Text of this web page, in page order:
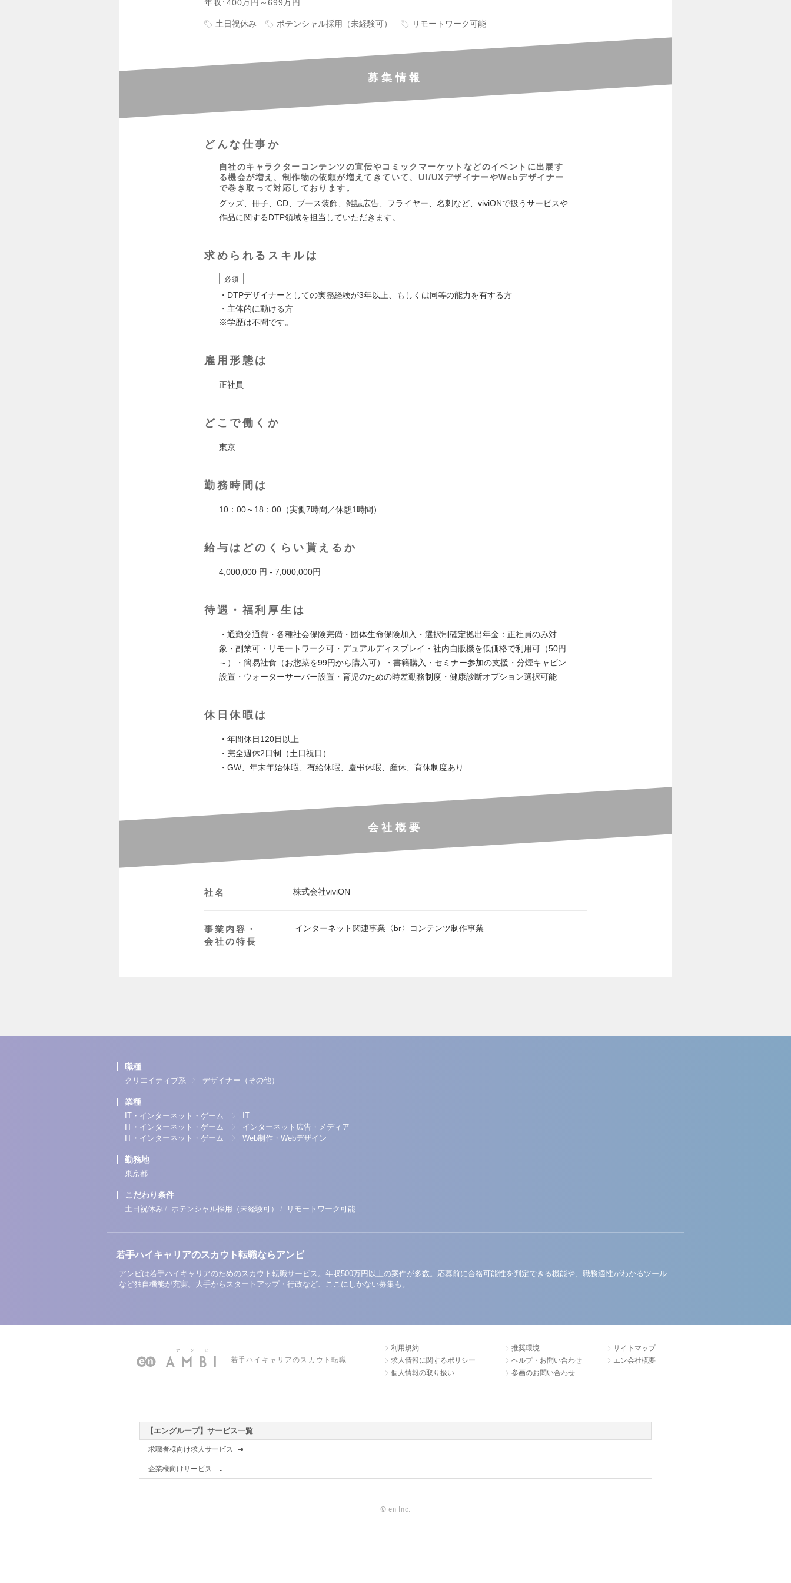
年収 400万円～699万円
土日祝休み ポテンシャル採用（未経験可） リモートワーク可能
募集情報
どんな仕事か
自社のキャラクターコンテンツの宣伝やコミックマーケットなどのイベントに出展す
る機会が増え、制作物の依頼が増えてきていて、UI/UXデザイナーやWebデザイナー
で巻き取って対応しております。
グッズ、冊子、CD、ブース装飾、雑誌広告、フライヤー、名刺など、viviONで扱うサービスや
作品に関するDTP領域を担当していただきます。
求められるスキルは
必須
・DTPデザイナーとしての実務経験が3年以上、もしくは同等の能力を有する方
・主体的に動ける方
※学歴は不問です。
雇用形態は
正社員
どこで働くか
東京
勤務時間は
10：00～18：00（実働7時間／休憩1時間）
給与はどのくらい貰えるか
4,000,000 円 - 7,000,000円
待遇・福利厚生は
・通勤交通費・各種社会保険完備・団体生命保険加入・選択制確定拠出年金：正社員のみ対
象・副業可・リモートワーク可・デュアルディスプレイ・社内自販機を低価格で利用可（50円
～）・簡易社食（お惣菜を99円から購入可）・書籍購入・セミナー参加の支援・分煙キャビン
設置・ウォーターサーバー設置・育児のための時差勤務制度・健康診断オプション選択可能
休日休暇は
・年間休日120日以上
・完全週休2日制（土日祝日）
・GW、年末年始休暇、有給休暇、慶弔休暇、産休、育休制度あり
会社概要
社名 株式会社viviON
事業内容・
会社の特長
インターネット関連事業〈br〉コンテンツ制作事業
職種
クリエイティブ系 デザイナー（その他）
業種
IT・インターネット・ゲーム
IT
IT・インターネット・ゲーム
インターネット広告・メディア
IT・インターネット・ゲーム
Web制作・Webデザイン
勤務地
東京都
こだわり条件
土日祝休み / ポテンシャル採用（未経験可） / リモートワーク可能
若手ハイキャリアのスカウト転職ならアンビ
アンビは若手ハイキャリアのためのスカウト転職サービス。年収500万円以上の案件が多数。応募前に合格可能性を判定できる機能や、職務適性がわかるツール
など独自機能が充実。大手からスタートアップ・行政など、ここにしかない募集も。
若手ハイキャリアのスカウト転職
利用規約
求人情報に関するポリシー
個人情報の取り扱い
推奨環境
ヘルプ・お問い合わせ
参画のお問い合わせ
サイトマップ
エン会社概要
【エングループ】サービス一覧
求職者様向け求人サービス
企業様向けサービス
© en Inc.